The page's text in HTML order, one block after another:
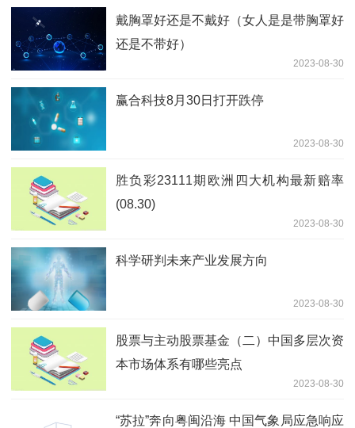
戴胸罩好还是不戴好（女人是是带胸罩好
还是不带好）
2023-08-30
赢合科技8月30日打开跌停
2023-08-30
胜负彩23111期欧洲四大机构最新赔率
(08.30)
2023-08-30
科学研判未来产业发展方向
2023-08-30
股票与主动股票基金（二）中国多层次资
本市场体系有哪些亮点
2023-08-30
“苏拉”奔向粤闽沿海 中国气象局应急响应